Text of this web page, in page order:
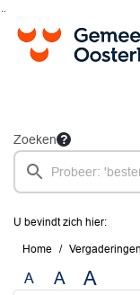
Zoeken
U bevindt zich hier:
Home Vergaderingen
A A A